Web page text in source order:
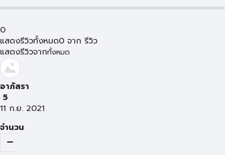
0
แสดงรีวิวทั้งหมด0 จาก รีวิว
แสดงรีวิวจากทั้งหมด
อาภัสรา
5
11 ก.ย. 2021
จำนวน